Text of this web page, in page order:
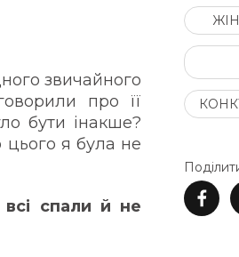
звичайного
про її
бути інакше?
цього я була не
спали й не